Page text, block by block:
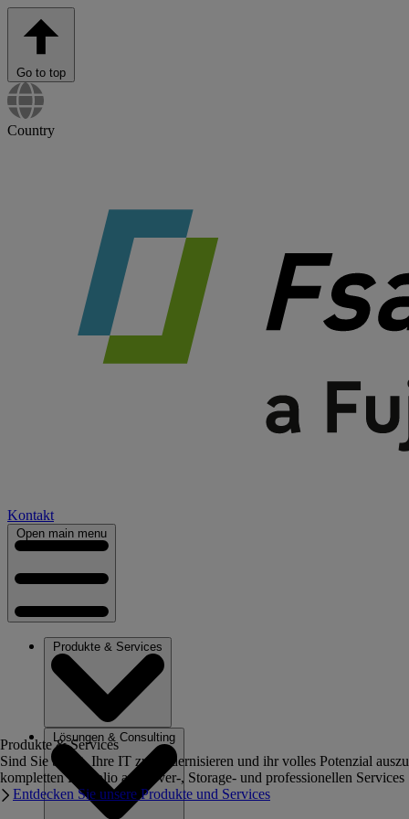
Go to top
Country
Kontakt
Open main menu
Produkte & Services
Lösungen & Consulting
Produkte & Services
Sind Sie bereit, Ihre IT zu modernisieren und ihr volles Potenzial
kompletten Portfolio an Server-, Storage- und professionellen Services
Entdecken Sie unsere Produkte und Services